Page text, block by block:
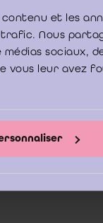
et les
Nous
sociaux,
leur avez
door de
artikel 157 van de
in 2002 en